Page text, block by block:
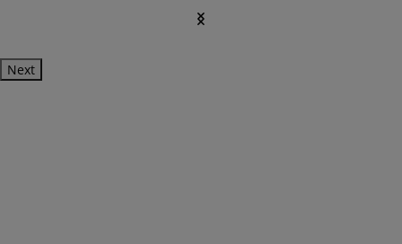
Next